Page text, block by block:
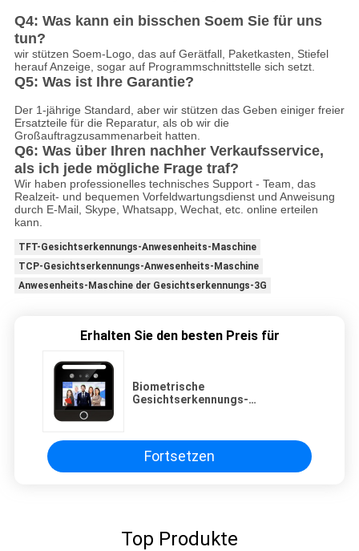
Q4: Was kann ein bisschen Soem Sie für uns
tun?
wir stützen Soem-Logo, das auf Gerätfall, Paketkasten, Stiefel
herauf Anzeige, sogar auf Programmschnittstelle sich setzt.
Q5: Was ist Ihre Garantie?
Der 1-jährige Standard, aber wir stützen das Geben einiger freier
Ersatzteile für die Reparatur, als ob wir die
Großauftragzusammenarbeit hatten.
Q6: Was über Ihren nachher Verkaufsservice,
als ich jede mögliche Frage traf?
Wir haben professionelles technisches Support - Team, das
Realzeit- und bequemen Vorfeldwartungsdienst und Anweisung
durch E-Mail, Skype, Whatsapp, Wechat, etc. online erteilen
kann.
TFT-Gesichtserkennungs-Anwesenheits-Maschine
TCP-Gesichtserkennungs-Anwesenheits-Maschine
Anwesenheits-Maschine der Gesichtserkennungs-3G
Erhalten Sie den besten Preis für
Biometrische
Gesichtserkennungs-
Angestellt-Stechuhr
Fortsetzen
Top Produkte